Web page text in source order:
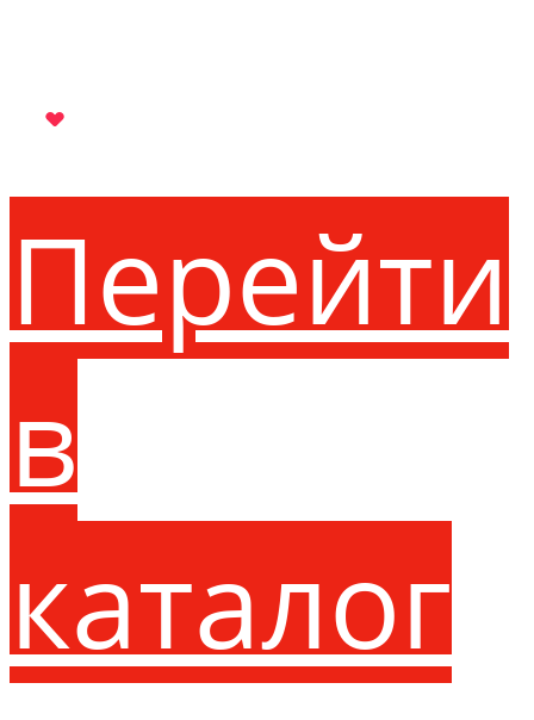
Перейти
в
каталог